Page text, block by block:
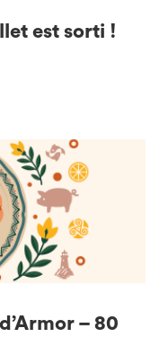
est sorti !
– 80